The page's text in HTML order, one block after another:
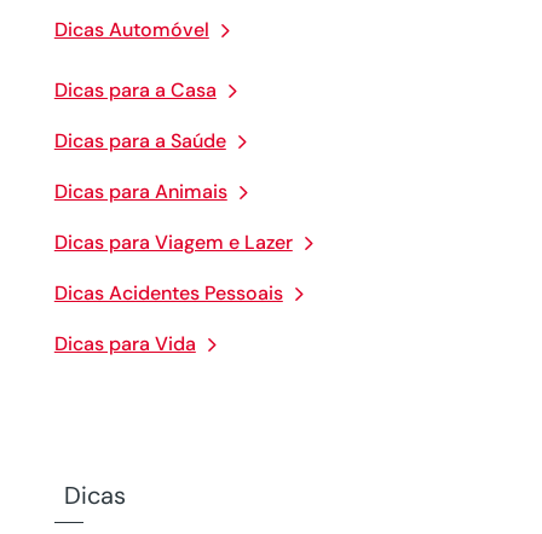
Dicas Automóvel
Dicas para a Casa
Dicas para a Saúde
Dicas para Animais
Dicas para Viagem e Lazer
Dicas Acidentes Pessoais
Dicas para Vida
Dicas